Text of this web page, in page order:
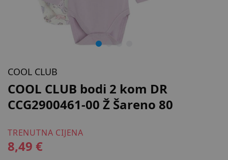
COOL CLUB
COOL CLUB bodi 2 kom DR
CCG2900461-00 Ž Šareno 80
TRENUTNA CIJENA
8,49 €